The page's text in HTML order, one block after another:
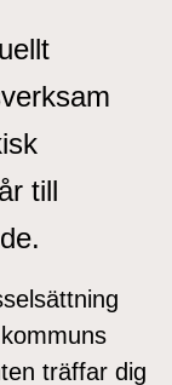
till
träffar dig